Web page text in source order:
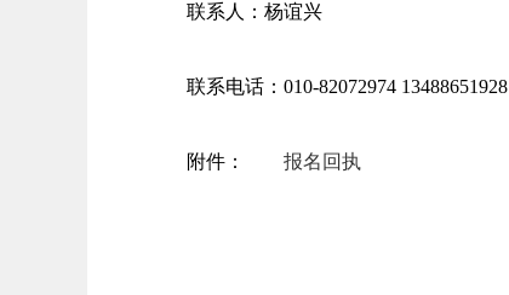
联系人：杨谊兴
联系电话：010-82072974 13488651928
附件： 报名回执